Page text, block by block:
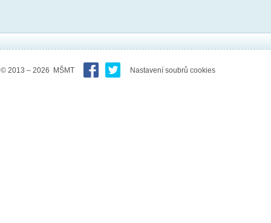
© 2013 – 2026 MŠMT Nastavení soubrů cookies